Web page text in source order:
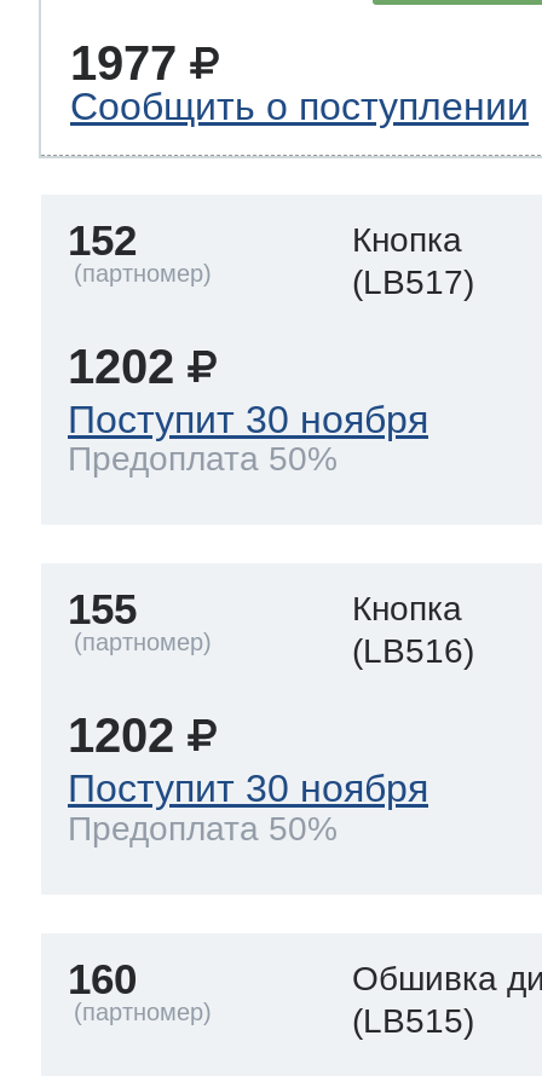
1977
Сообщить о поступлении
152
Кнопка
(LB517)
1202
Поступит 30 ноября
Предоплата 50%
155
Кнопка
(LB516)
1202
Поступит 30 ноября
Предоплата 50%
160
Обшивка
(LB515)